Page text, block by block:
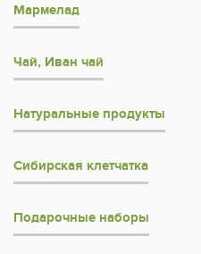
Мармелад
Чай, Иван чай
Натуральные продукты
Сибирская клетчатка
Подарочные наборы